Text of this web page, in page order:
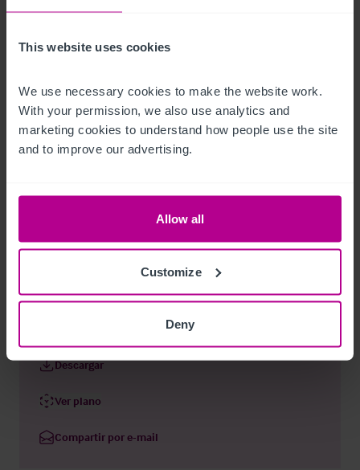
This website uses cookies
We use necessary cookies to make the website work.
With your permission, we also use analytics and
marketing cookies to understand how people use the site
and to improve our advertising.
Allow all
Customize
Deny
description) for further details on the occupational
agreement types.
Horario de apertura
Mon - Sun 12:00-23:00.
Datos comerciales
The rateable value is £21,000 from April 2023.
Descargar
Ver plano
Compartir por e-mail